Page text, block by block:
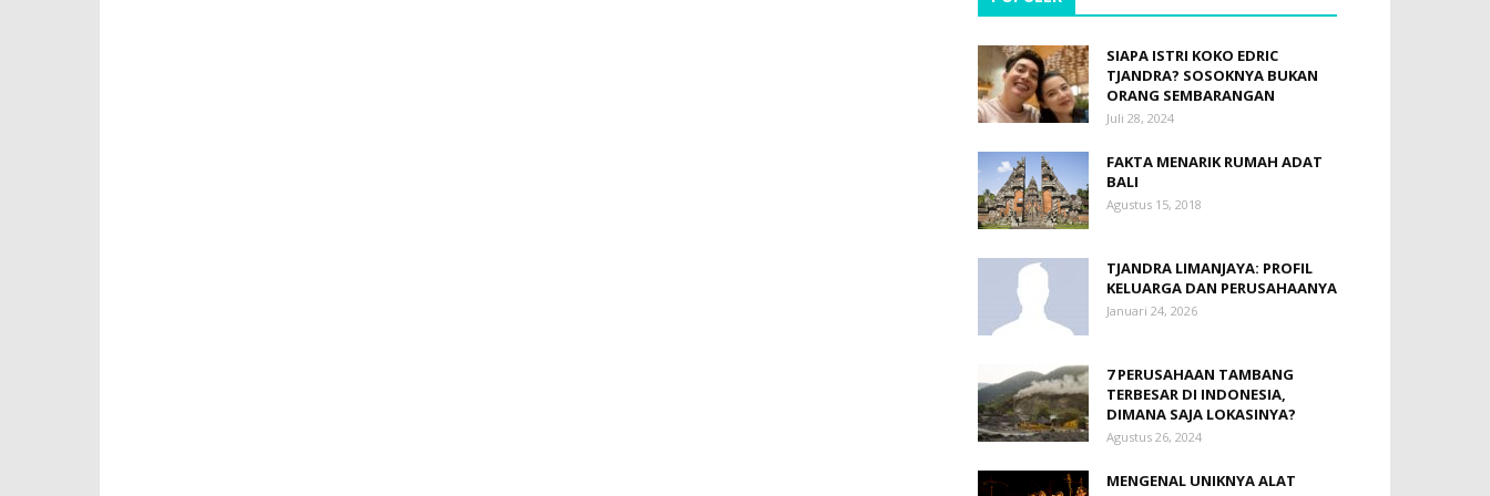
SIAPA ISTRI KOKO EDRIC
TJANDRA? SOSOKNYA BUKAN
ORANG SEMBARANGAN
Juli 28, 2024
FAKTA MENARIK RUMAH ADAT
BALI
Agustus 15, 2018
TJANDRA LIMANJAYA: PROFIL
KELUARGA DAN PERUSAHAANYA
Januari 24, 2026
7 PERUSAHAAN TAMBANG
TERBESAR DI INDONESIA,
DIMANA SAJA LOKASINYA?
Agustus 26, 2024
MENGENAL UNIKNYA ALAT